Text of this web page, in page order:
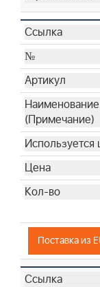
Поставка из